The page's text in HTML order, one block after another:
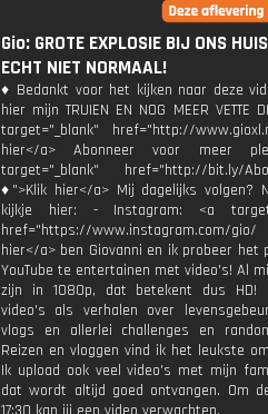
Gio: GROTE EXPLOSIE BIJ ONS
ECHT NIET NORMAAL!
♦ Bedankt voor het kijken naar deze
hier mijn TRUIEN EN NOG MEER VETTE
target="_blank" href="http://
hier</a> Abonneer voor meer
target="_blank" href="http://bit.ly/
♦">Klik hier</a> Mij dagelijks volgen?
kijkje hier: - Instagram: <a
href="https://www.instagram.com/
hier</a> ben Giovanni en ik probeer het
YouTube te entertainen met video's! Al
zijn in 1080p, dat betekent dus HD!
video's als verhalen over
vlogs en allerlei challenges en
Reizen en vloggen vind ik het leukste
Ik upload ook veel video's met mijn
dat wordt altijd goed ontvangen. Om